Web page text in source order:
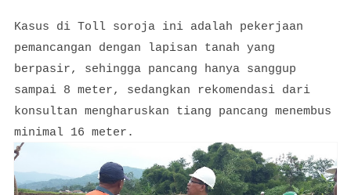
Kasus di Toll soroja ini adalah pekerjaan
pemancangan dengan lapisan tanah yang
berpasir, sehingga pancang hanya sanggup
sampai 8 meter, sedangkan rekomendasi dari
konsultan mengharuskan tiang pancang menembus
minimal 16 meter.